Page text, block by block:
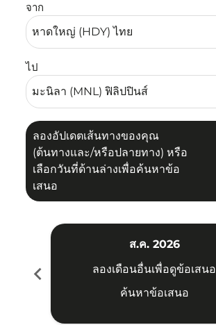
จาก
ไป
ลองอัปเดตเส้นทางของคุณ
(ต้นทางและ/หรือปลายทาง) หรือ
เลือกวันที่ด้านล่างเพื่อค้นหาข้อ
เสนอ
chevron_left
ส.ค. 2026
ลองเดือนอื่นเพื่อดูข้อเสนอ
ค้นหาข้อเสนอ